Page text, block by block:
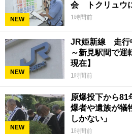
NEW
会 トクリュウ
1時間前
NEW
JR姫新線 走行
～新見駅間で運
現在】
1時間前
NEW
原爆投下から
爆者や遺族が犠
しかない」
1時間前